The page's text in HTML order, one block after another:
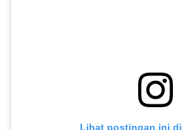
Lihat postingan ini di